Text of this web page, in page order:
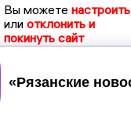
Вы можете настроить
или отклонить и
покинуть сайт
Принять